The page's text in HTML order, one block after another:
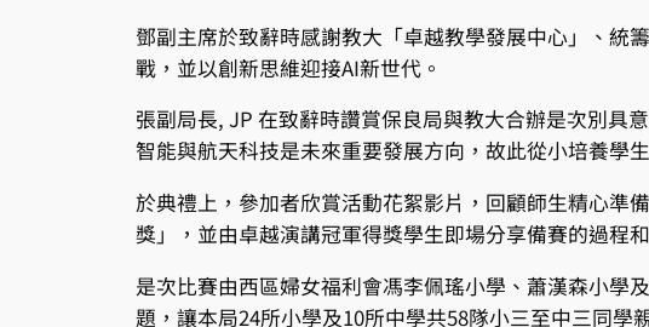
鄧副主席於致辭時感謝教大「卓越教學發展中心」、統
戰，並以創新思維迎接AI新世代。
張副局長, JP 在致辭時讚賞保良局與教大合辦是次別具
智能與航天科技是未來重要發展方向，故此從小培養學
於典禮上，參加者欣賞活動花絮影片，回顧師生精心準
獎」，並由卓越演講冠軍得獎學生即場分享備賽的過程
是次比賽由西區婦女福利會馮李佩瑤小學、蕭漢森小學
題，讓本局24所小學及10所中學共58隊小三至中三同學